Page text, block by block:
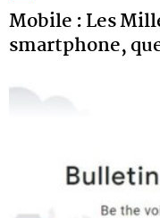
Mobile : Les
smartphone,